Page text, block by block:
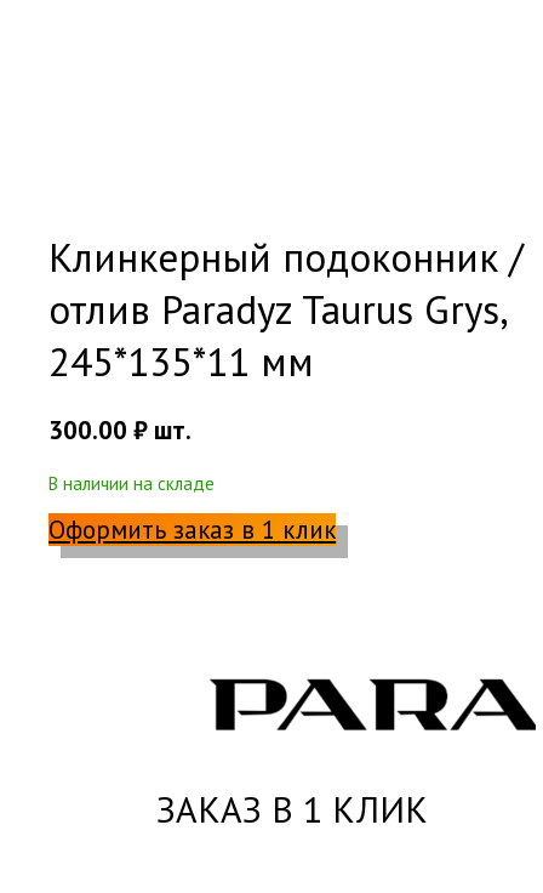
Клинкерный подоконник /
отлив Paradyz Taurus Grys,
245*135*11 мм
300.00₽ шт.
В наличии на складе
Оформить заказ в 1 клик
ЗАКАЗ В 1 КЛИК